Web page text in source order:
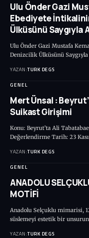
Ulu Önder Gazi
Ebediyete
Ülküsünü Saygıyla
Ulu Önder Gazi Mustafa
Denizcilik Ülküsünü
YAZAN:TURK DEGS
GENEL
Mert Ünsal :
Suikast Girişimi
Konu: Beyrut’ta Ali
Değerlendirme Tarih: 23
YAZAN:TURK DEGS
GENEL
ANADOLU
MOTİFİ
Anadolu Selçuklu mimarisi,
süslemeyi estetik bir
YAZAN:TURK DEGS